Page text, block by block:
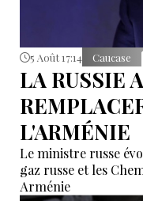
5 Août 17:14 Caucase
LA RUSSIE
L'ARMÉNIE
Le ministre russe
gaz russe et les
Arménie